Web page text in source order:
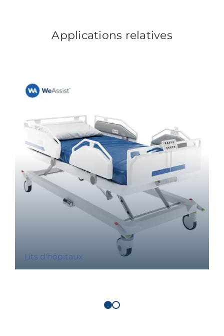
Applications relatives
Lits d'hôpitaux